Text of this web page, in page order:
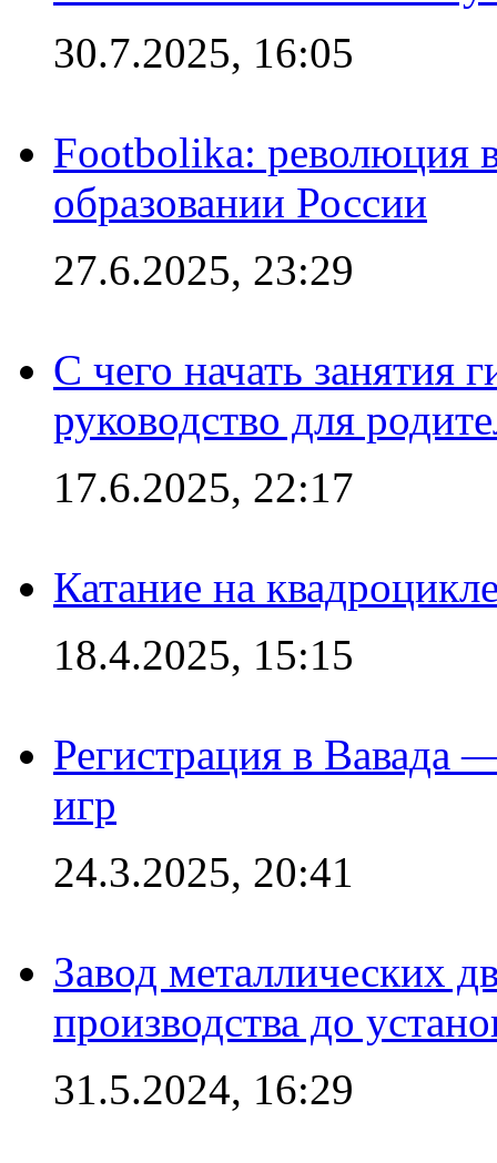
30.7.2025, 16:05
Footbolika: революция
образовании России
27.6.2025, 23:29
С чего начать занятия
руководство для
17.6.2025, 22:17
Катание на
18.4.2025, 15:15
Регистрация в Вавада
игр
24.3.2025, 20:41
Завод металлических
производства до
31.5.2024, 16:29